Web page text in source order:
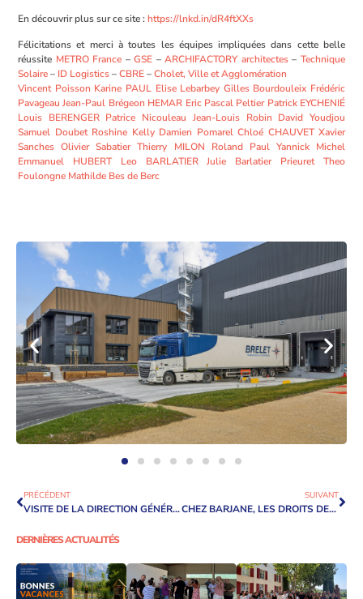
En découvrir plus sur ce site :https://lnkd.in/dR4ftXXs
Félicitations et merci à toutes les équipes impliquées dans cette belle
réussite METRO France –GSE –ARCHIFACTORY architectes–Technique
Solaire– ID Logistics–CBRE–Cholet, Ville et Agglomération
Vincent Poisson Karine PAUL Elise Lebarbey Gilles Bourdouleix Frédéric
Pavageau Jean-Paul Brégeon HEMAR Eric Pascal Peltier Patrick EYCHENIÉ
Louis BERENGER Patrice Nicouleau Jean-Louis Robin David Youdjou
Samuel Doubet Roshine Kelly Damien Pomarel Chloé CHAUVET Xavier
Sanches Olivier Sabatier Thierry MILON Roland Paul Yannick Michel
Emmanuel HUBERT
Leo BARLATIER Julie Barlatier Prieuret
Theo
Foulongne Mathilde Bes de Berc
PRÉCÉDENT
VISITE DE LA DIRECTION GÉNÉRALE DES ENTREPRISES À OLLAINVILLE SUR LE CENTRE DE DISTRIBUTION DE BIOCOOP
SUIVANT
CHEZ BARJANE, LES DROITS DES FEMMES, C’EST TOUTE L’ANNÉE !
DERNIÈRES ACTUALITÉS